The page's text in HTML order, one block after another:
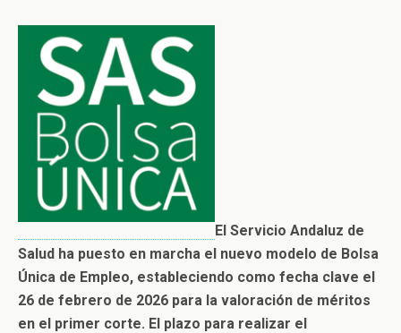
El Servicio Andaluz de
Salud ha puesto en marcha el nuevo modelo de Bolsa
Única de Empleo, estableciendo como fecha clave el
26 de febrero de 2026 para la valoración de méritos
en el primer corte. El plazo para realizar el